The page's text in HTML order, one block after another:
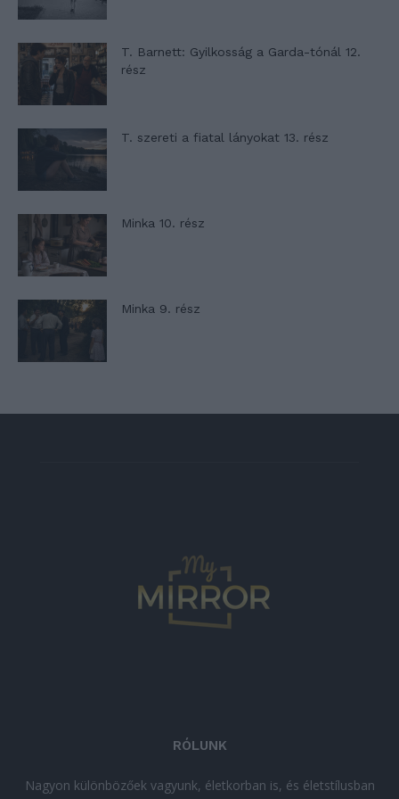
T. Barnett: Gyilkosság a Garda-tónál 12.
rész
T. szereti a fiatal lányokat 13. rész
Minka 10. rész
Minka 9. rész
RÓLUNK
Nagyon különbözőek vagyunk, életkorban is, és életstílusban